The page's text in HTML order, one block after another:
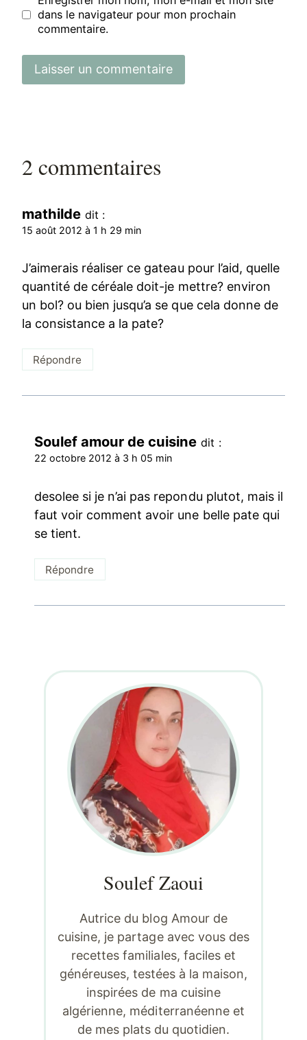
dans le navigateur pour mon prochain
commentaire.
2 commentaires
mathilde dit :
15 août 2012 à 1 h 29 min
J’aimerais réaliser ce gateau pour l’aid, quelle
quantité de céréale doit-je mettre? environ
un bol? ou bien jusqu’a se que cela donne de
la consistance a la pate?
Répondre
Soulef amour de cuisine dit :
22 octobre 2012 à 3 h 05 min
desolee si je n’ai pas repondu plutot, mais il
faut voir comment avoir une belle pate qui
se tient.
Répondre
Soulef Zaoui
Autrice du blog Amour de
cuisine, je partage avec vous des
recettes familiales, faciles et
généreuses, testées à la maison,
inspirées de ma cuisine
algérienne, méditerranéenne et
de mes plats du quotidien.